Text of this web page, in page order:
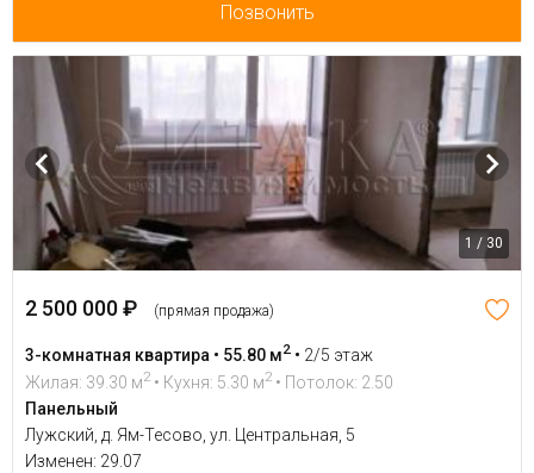
Позвонить
1 / 30
2 500 000 ₽ (прямая продажа)
3-комнатная квартира • 55.80 м2 • 2/5 этаж
Жилая: 39.30 м2 • Кухня: 5.30 м2 • Потолок: 2.50
Панельный
Лужский, д. Ям-Тесово, ул. Центральная, 5
Изменен: 29.07